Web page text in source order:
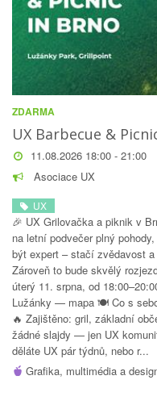
ZDARMA
UX Barbecue &
11.08.2026 18:00 - 21:00
Asociace UX
UX
🎉 UX Grilovačka a piknik v
na letní podvečer plný
být expert – stačí zvědavost
Zároveň to bude skvělý
úterý 11. srpna, od
Lužánky — mapa 🍽️ Co s
🔥 Zajištěno: gril, základní
žádné slajdy — jen UX
děláte UX pár týdnů, nebo r...
Grafika, multimédia a